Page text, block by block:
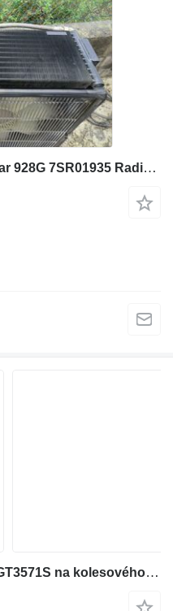
Olejový chladič Per: Caterpillar 928G 7SR01935 Radia 1506294 na kolesového nakladača Caterpillar 928G 7SR01935
Turbokompresor Caterpillar GT3571S na kolesového nakladača Caterpillar 928G